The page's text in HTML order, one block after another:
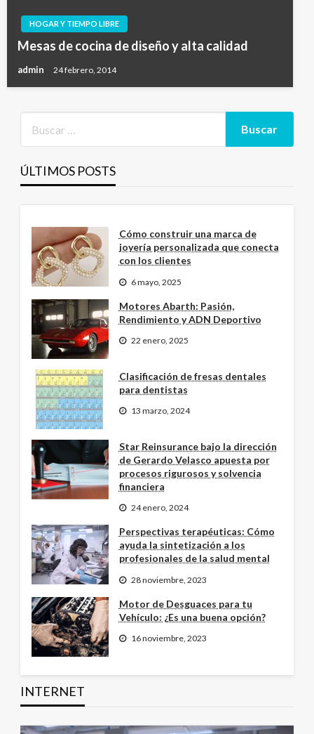
HOGAR Y TIEMPO LIBRE
Mesas de cocina de diseño y alta calidad
admin 24 febrero, 2014
ÚLTIMOS POSTS
Cómo construir una marca de
joyería personalizada que conecta
con los clientes
6 mayo, 2025
Motores Abarth: Pasión,
Rendimiento y ADN Deportivo
22 enero, 2025
Clasificación de fresas dentales
para dentistas
13 marzo, 2024
Star Reinsurance bajo la dirección
de Gerardo Velasco apuesta por
procesos rigurosos y solvencia
financiera
24 enero, 2024
Perspectivas terapéuticas: Cómo
ayuda la sintetización a los
profesionales de la salud mental
28 noviembre, 2023
Motor de Desguaces para tu
Vehículo: ¿Es una buena opción?
16 noviembre, 2023
INTERNET